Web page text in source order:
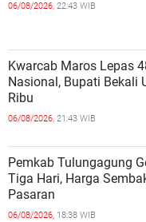
06/08/2026, 22:43 WIB
Kwarcab Maros Lepas
Nasional, Bupati Bekali
Ribu
06/08/2026, 21:43 WIB
Pemkab Tulungagung
Tiga Hari, Harga
Pasaran
06/08/2026, 18:38 WIB